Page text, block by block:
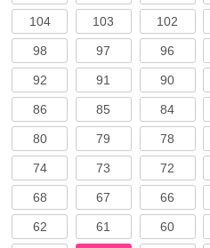
104 103 102
98 97 96
92 91 90
86 85 84
80 79 78
74 73 72
68 67 66
62 61 60